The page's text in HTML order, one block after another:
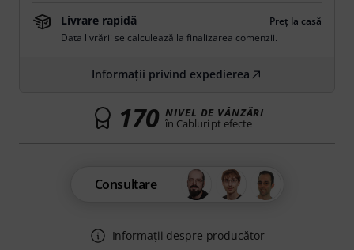
Livrare rapidă
Preț la casă
Data livrării se calculează la finalizarea comenzii.
Informații privind expedierea
170 NIVEL DE VÂNZĂRI
în Cabluri pt efecte
Consultare
Informații despre producător